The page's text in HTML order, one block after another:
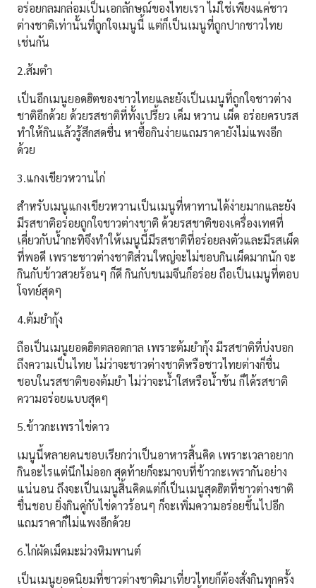
อร่อยกลมกล่อมเป็นเอกลักษณ์ของไทยเรา ไม่ใช่เพียงแค่ชาว
ต่างชาติเท่านั้นที่ถูกใจเมนูนี้ แต่ก็เป็นเมนูที่ถูกปากชาวไทย
เช่นกัน
2.ส้มตำ
เป็นอีกเมนูยอดฮิตของชาวไทยและยังเป็นเมนูที่ถูกใจชาวต่าง
ชาติอีกด้วย ด้วยรสชาติที่ทั้งเปรี้ยว เค็ม หวาน เผ็ด อร่อยครบรส
ทำให้กินแล้วรู้สึกสดชื่น หาซื้อกินง่ายแถมราคายังไม่แพงอีก
ด้วย
3.แกงเขียวหวานไก่
สำหรับเมนูแกงเขียวหวานเป็นเมนูที่หาทานได้ง่ายมากและยัง
มีรสชาติอร่อยถูกใจชาวต่างชาติ ด้วยรสชาติของเครื่องเทศที่
เคี่ยวกับน้ำกะทิจึงทำให้เมนูนี้มีรสชาติที่อร่อยลงตัวและมีรสเผ็ด
ที่พอดี เพราะชาวต่างชาติส่วนใหญ่จะไม่ชอบกินเผ็ดมากนัก จะ
กินกับข้าวสวยร้อนๆ ก็ดี กินกับขนมจีนก็อร่อย ถือเป็นเมนูที่ตอบ
โจทย์สุดๆ
4.ต้มยำกุ้ง
ถือเป็นเมนูยอดฮิตตลอดกาล เพราะต้มยำกุ้ง มีรสชาติที่บ่งบอก
ถึงความเป็นไทย ไม่ว่าจะชาวต่างชาติหรือชาวไทยต่างก็ชื่น
ชอบในรสชาติของต้มยำ ไม่ว่าจะน้ำใสหรือน้ำข้น ก็ได้รสชาติ
ความอร่อยแบบสุดๆ
5.ข้าวกะเพราไข่ดาว
เมนูนี้หลายคนชอบเรียกว่าเป็นอาหารสิ้นคิด เพราะเวลาอยาก
กินอะไรแต่นึกไม่ออก สุดท้ายก็จะมาจบที่ข้าวกะเพรากันอย่าง
แน่นอน ถึงจะเป็นเมนูสิ้นคิดแต่ก็เป็นเมนูสุดฮิตที่ชาวต่างชาติ
ชื่นชอบ ยิ่งกินคู่กับไข่ดาวร้อนๆ ก็จะเพิ่มความอร่อยขึ้นไปอีก
แถมราคาก็ไม่แพงอีกด้วย
6.ไก่ผัดเม็ดมะม่วงหิมพานต์
เป็นเมนูยอดนิยมที่ชาวต่างชาติมาเที่ยวไทยก็ต้องสั่งกินทุกครั้ง